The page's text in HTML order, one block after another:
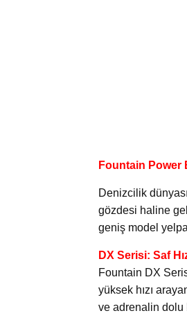
Fountain Power
Denizcilik
gözdesi haline
geniş model
DX Serisi: Saf
Fountain DX
yüksek hızı
ve adrenalin dolu